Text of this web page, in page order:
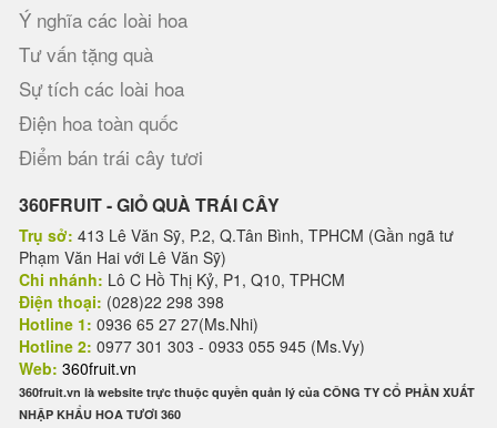
Ý nghĩa các loài hoa
Tư vấn tặng quà
Sự tích các loài hoa
Điện hoa toàn quốc
Điểm bán trái cây tươi
360FRUIT - GIỎ QUÀ TRÁI CÂY
Trụ sở: 413 Lê Văn Sỹ, P.2, Q.Tân Bình, TPHCM (Gần ngã tư
Phạm Văn Hai với Lê Văn Sỹ)
Chi nhánh: Lô C Hồ Thị Kỷ, P1, Q10, TPHCM
Điện thoại: (028)22 298 398
Hotline 1: 0936 65 27 27(Ms.Nhi)
Hotline 2: 0977 301 303 - 0933 055 945 (Ms.Vy)
Web: 360fruit.vn
360fruit.vn là website trực thuộc quyền quản lý của CÔNG TY CỔ PHẦN XUẤT
NHẬP KHẨU HOA TƯƠI 360